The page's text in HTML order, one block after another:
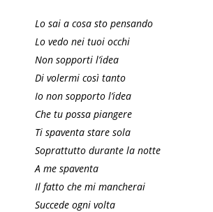
Lo sai a cosa sto pensando
Lo vedo nei tuoi occhi
Non sopporti l’idea
Di volermi così tanto
Io non sopporto l’idea
Che tu possa piangere
Ti spaventa stare sola
Soprattutto durante la notte
A me spaventa
Il fatto che mi mancherai
Succede ogni volta